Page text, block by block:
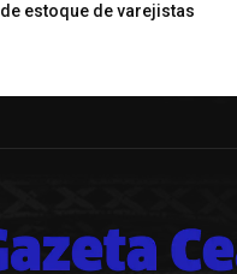
de estoque de varejistas